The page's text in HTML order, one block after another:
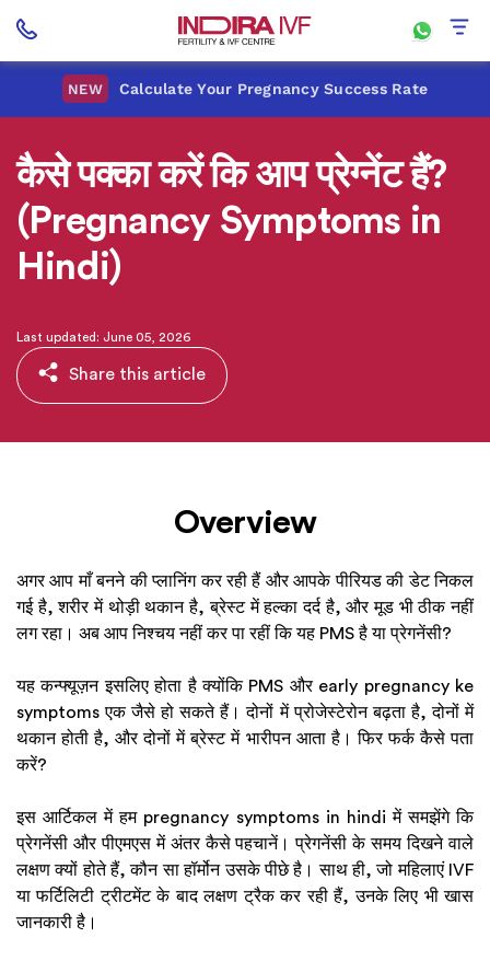
NEW Calculate Your Pregnancy Success Rate
कैसे पक्का करें कि आप प्रेग्नेंट हैं?
(Pregnancy Symptoms in
Hindi)
Last updated: June 05, 2026
Share this article
Overview
अगर आप माँ बनने की प्लानिंग कर रही हैं और आपके पीरियड की डेट निकल
गई है, शरीर में थोड़ी थकान है, ब्रेस्ट में हल्का दर्द है, और मूड भी ठीक नहीं
लग रहा। अब आप निश्चय नहीं कर पा रहीं कि यह PMS है या प्रेगनेंसी?
यह कन्फ्यूज़न इसलिए होता है क्योंकि PMS और early pregnancy ke
symptoms एक जैसे हो सकते हैं। दोनों में प्रोजेस्टेरोन बढ़ता है, दोनों में
थकान होती है, और दोनों में ब्रेस्ट में भारीपन आता है। फिर फर्क कैसे पता
करें?
इस आर्टिकल में हम pregnancy symptoms in hindi में समझेंगे कि
प्रेगनेंसी और पीएमएस में अंतर कैसे पहचानें। प्रेगनेंसी के समय दिखने वाले
लक्षण क्यों होते हैं, कौन सा हॉर्मोन उसके पीछे है। साथ ही, जो महिलाएं IVF
या फर्टिलिटी ट्रीटमेंट के बाद लक्षण ट्रैक कर रही हैं, उनके लिए भी खास
जानकारी है।